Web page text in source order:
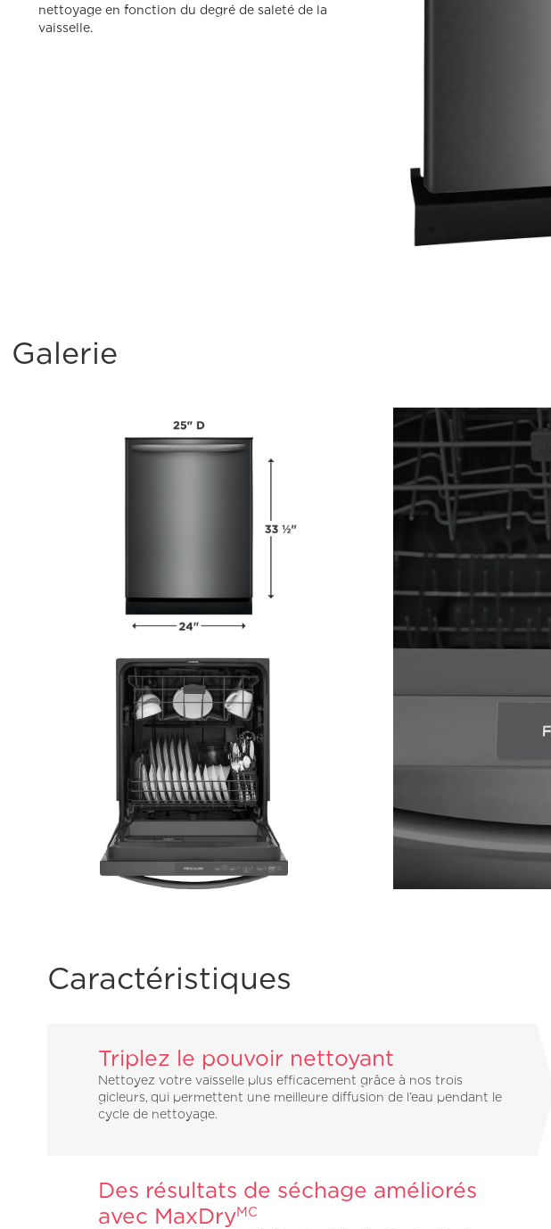
nettoyage en fonction du degré de saleté de la
vaisselle.
Galerie
Caractéristiques
Triplez le pouvoir nettoyant
Nettoyez votre vaisselle plus efficacement grâce à nos trois
gicleurs, qui permettent une meilleure diffusion de l’eau pendant le
cycle de nettoyage.
Des résultats de séchage améliorés
avec MaxDryMC